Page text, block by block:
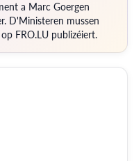
a Marc Goergen
D'Ministeren mussen
FRO.LU publizéiert.